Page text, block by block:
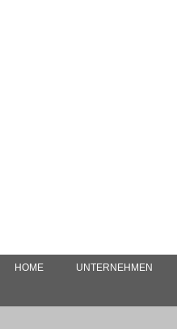
HOME UNTERNEHMEN